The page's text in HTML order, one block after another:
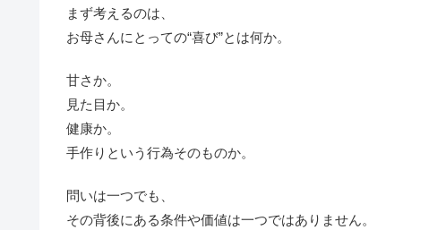
まず考えるのは、
お母さんにとっての“喜び”とは何か。
甘さか。
見た目か。
健康か。
手作りという行為そのものか。
問いは一つでも、
その背後にある条件や価値は一つではありません。